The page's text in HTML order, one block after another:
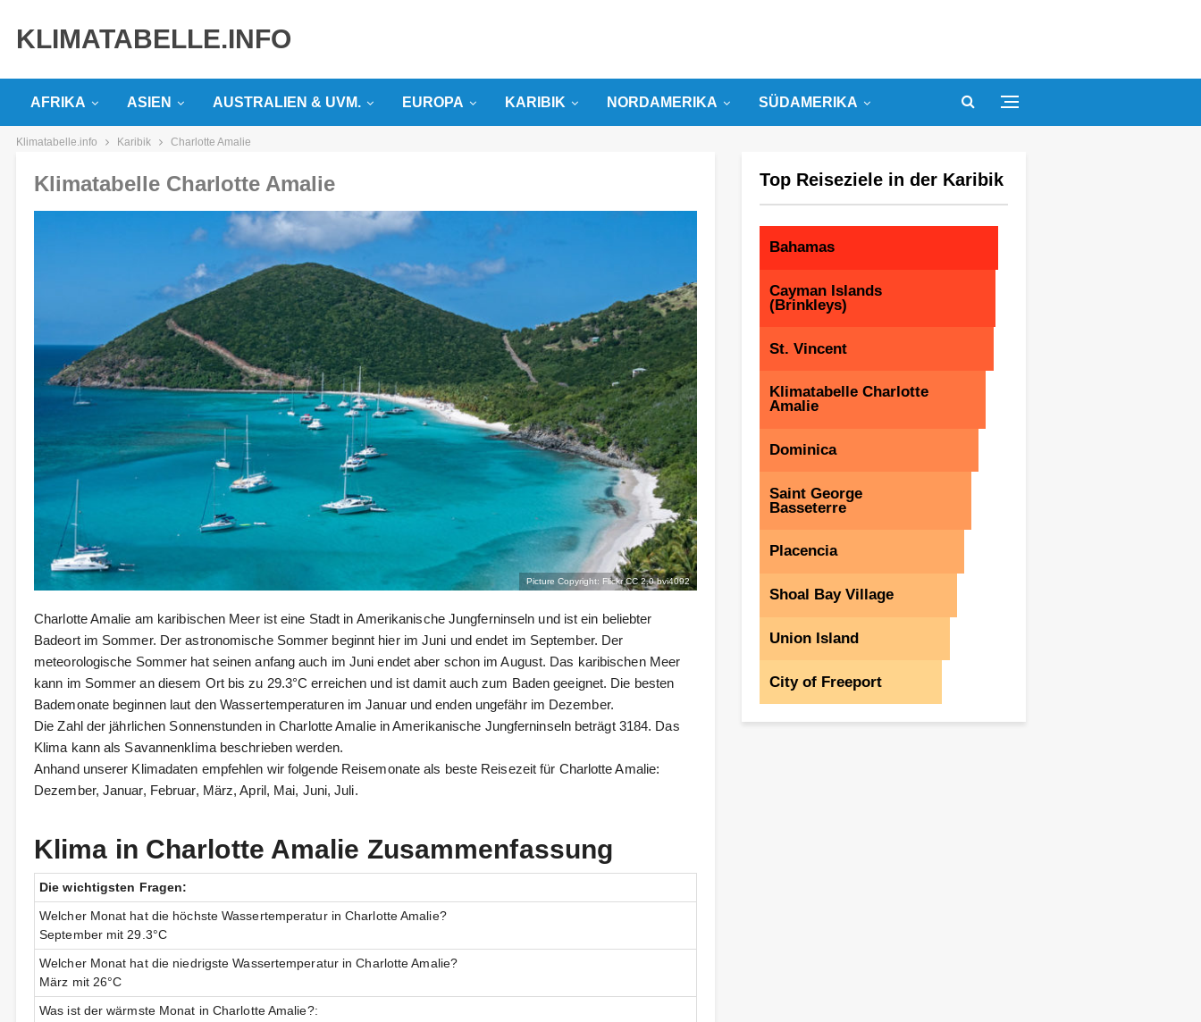
KLIMATABELLE.INFO
AFRIKA ASIEN AUSTRALIEN & UVM. EUROPA KARIBIK NORDAMERIKA SÜDAMERIKA
Klimatabelle.info Karibik Charlotte Amalie
Klimatabelle Charlotte Amalie
Picture Copyright: Flickr CC 2.0bvi4092
Charlotte Amalie am karibischen Meer ist eine Stadt in Amerikanische Jungferninseln und ist ein beliebter
Badeort im Sommer. Der astronomische Sommer beginnt hier im Juni und endet im September. Der
meteorologische Sommer hat seinen anfang auch im Juni endet aber schon im August. Das karibischen Meer
kann im Sommer an diesem Ort bis zu 29.3°C erreichen und ist damit auch zum Baden geeignet. Die besten
Bademonate beginnen laut den Wassertemperaturen im Januar und enden ungefähr im Dezember.
Die Zahl der jährlichen Sonnenstunden in Charlotte Amalie in Amerikanische Jungferninseln beträgt 3184. Das
Klima kann als Savannenklima beschrieben werden.
Anhand unserer Klimadaten empfehlen wir folgende Reisemonate als beste Reisezeit für Charlotte Amalie:
Dezember, Januar, Februar, März, April, Mai, Juni, Juli.
Klima in Charlotte Amalie Zusammenfassung
Die wichtigsten Fragen:
Welcher Monat hat die höchste Wassertemperatur in Charlotte Amalie?
September mit 29.3°C
Welcher Monat hat die niedrigste Wassertemperatur in Charlotte Amalie?
März mit 26°C
Was ist der wärmste Monat in Charlotte Amalie?:
Top Reiseziele in der Karibik
Bahamas
Cayman Islands
(Brinkleys)
St. Vincent
Klimatabelle Charlotte
Amalie
Dominica
Saint George
Basseterre
Placencia
Shoal Bay Village
Union Island
City of Freeport